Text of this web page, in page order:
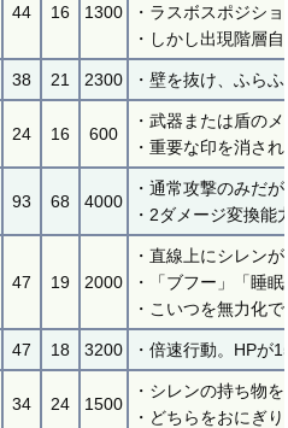
44 16 1300
・ラスボスポジシ
・しかし出現階層
38 21 2300 ・壁を抜け、ふら
24 16 600
・武器または盾の
・重要な印を消さ
93 68 4000
・通常攻撃のみだ
・2ダメージ変換
47 19 2000
・直線上にシレン
・「ブフー」「睡
・こいつを無力化
47 18 3200 ・倍速行動。HPが
34 24 1500
・シレンの持ち物
・どちらをおにぎ